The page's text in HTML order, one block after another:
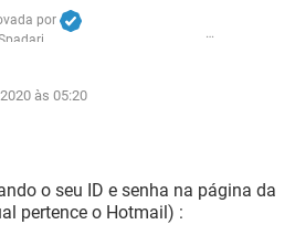
por
às 05:20
o seu ID e senha na página da
pertence o Hotmail) :